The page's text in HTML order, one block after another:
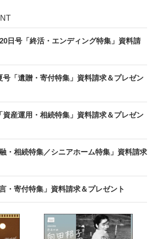
日号「終活・エンディング特集」資料請
「遺贈・寄付特集」資料請求＆プレゼン
資産運用・相続特集」資料請求＆プレゼン
・相続特集／シニアホーム特集」資料請求
・寄付特集」資料請求＆プレゼント